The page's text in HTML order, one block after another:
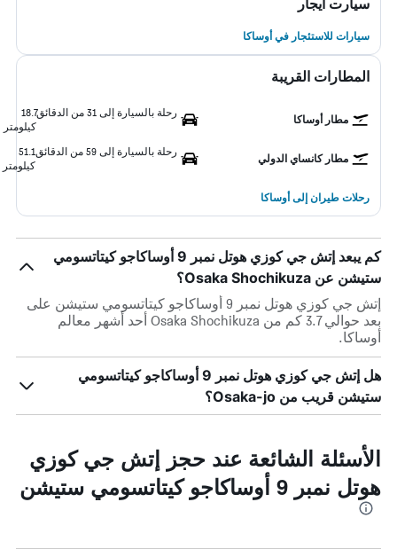
سيارت ايجار
سيارات للاستئجار في أوساكا
المطارات القريبة
مطار أوساكا
رحلة بالسيارة إلى 31 من الدقائق
18.7
كيلومتر
مطار كانساي الدولي
رحلة بالسيارة إلى 59 من الدقائق
51.1
كيلومتر
رحلات طيران إلى أوساكا
كم يبعد إتش جي كوزي هوتل نمبر 9 أوساكاجو كيتاتسومي
ستيشن عن Osaka Shochikuza؟
إتش جي كوزي هوتل نمبر 9 أوساكاجو كيتاتسومي ستيشن على
بعد حوالي 3.7 كم من Osaka Shochikuza أحد أشهر معالم
أوساكا.
هل إتش جي كوزي هوتل نمبر 9 أوساكاجو كيتاتسومي
ستيشن قريب من Osaka-jo؟
الأسئلة الشائعة عند حجز إتش جي كوزي
هوتل نمبر 9 أوساكاجو كيتاتسومي ستيشن